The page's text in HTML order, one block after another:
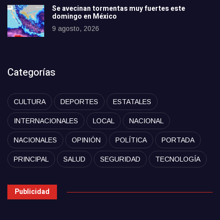
Se avecinan tormentas muy fuertes este
domingo en México
9 agosto, 2026
Categorías
CULTURA DEPORTES ESTATALES
INTERNACIONALES LOCAL NACIONAL
NACIONALES OPINIÓN POLÍTICA PORTADA
PRINCIPAL SALUD SEGURIDAD TECNOLOGÍA
Publicidad